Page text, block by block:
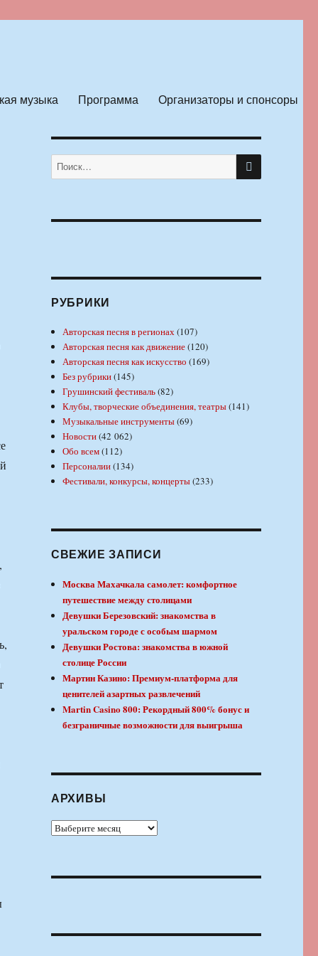
музыка Программа Организаторы и спонсоры
Искать: ПОИСК
РУБРИКИ
Авторская песня в регионах(107)
Авторская песня как движение(120)
Авторская песня как искусство (169)
Без рубрики(145)
Грушинский фестиваль(82)
Клубы, творческие объединения, театры(141)
Музыкальные инструменты(69)
Новости(42 062)
Обо всем(112)
Персоналии(134)
Фестивали, конкурсы, концерты(233)
СВЕЖИЕ ЗАПИСИ
Москва Махачкала самолет: комфортное
путешествие между столицами
Девушки Березовский: знакомства в
уральском городе с особым шармом
Девушки Ростова: знакомства в южной
столице России
Мартин Казино: Премиум-платформа для
ценителей азартных развлечений
Martin Casino 800: Рекордный 800% бонус и
безграничные возможности для выигрыша
АРХИВЫ
Архивы